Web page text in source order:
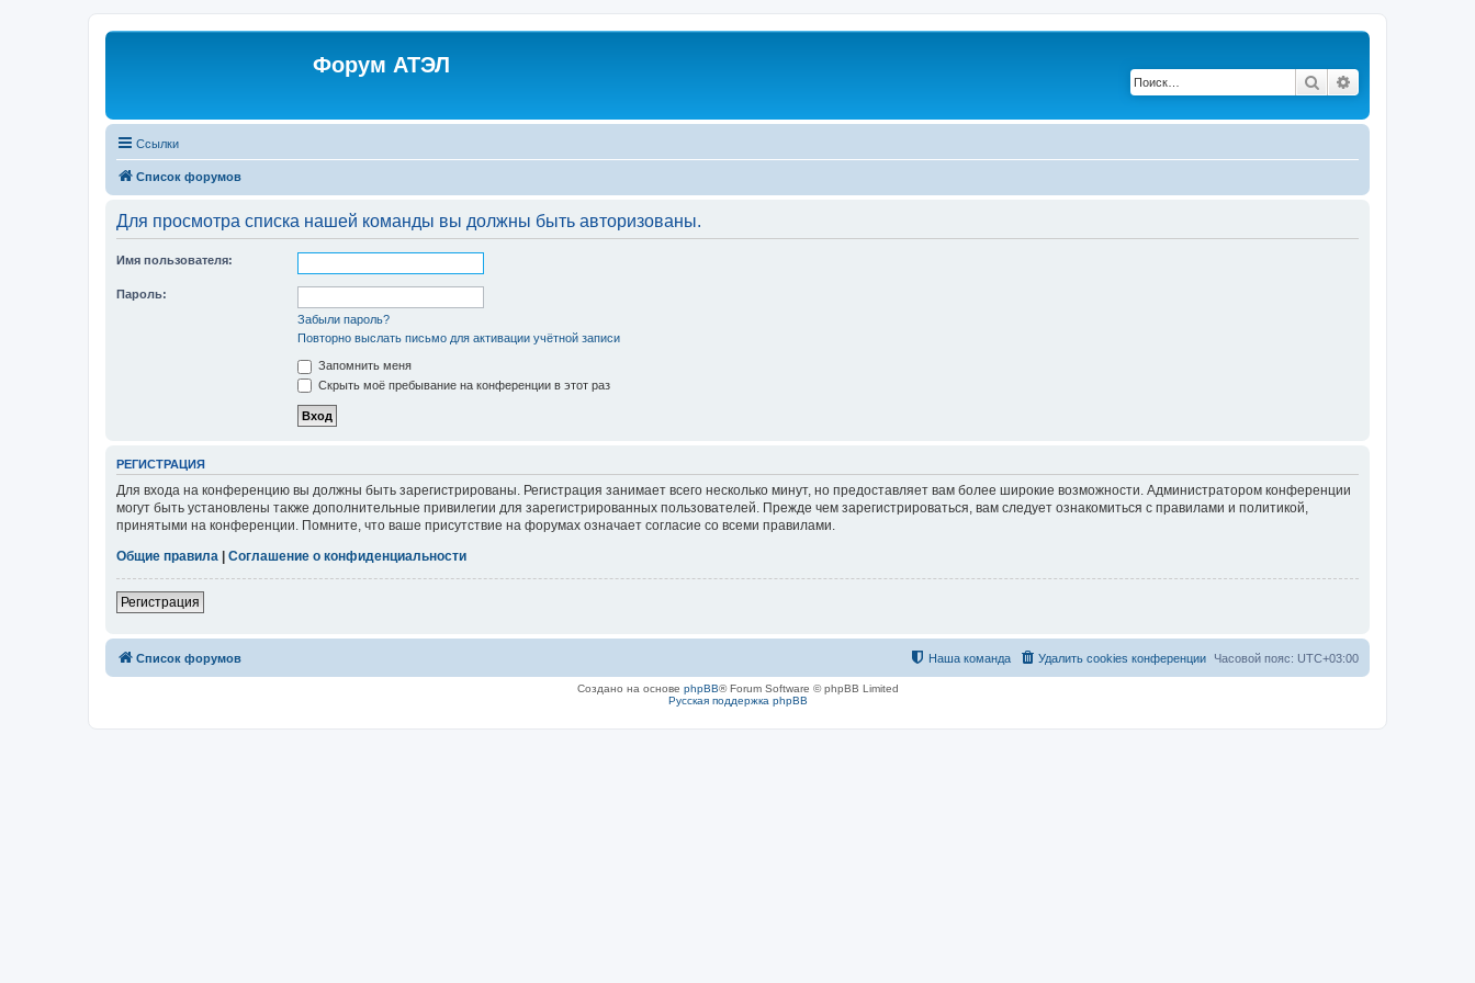
Форум АТЭЛ
Поиск
Ссылки
Список форумов
Для просмотра списка нашей команды вы должны быть авторизованы.
Имя пользователя:
Пароль:
Забыли пароль?
Повторно выслать письмо для активации учётной записи
Запомнить меня
Скрыть моё пребывание на конференции в этот раз
РЕГИСТРАЦИЯ
Для входа на конференцию вы должны быть зарегистрированы. Регистрация занимает всего несколько минут, но предоставляет вам более широкие возможности. Администратором конференции
могут быть установлены также дополнительные привилегии для зарегистрированных пользователей. Прежде чем зарегистрироваться, вам следует ознакомиться с правилами и политикой,
принятыми на конференции. Помните, что ваше присутствие на форумах означает согласие со всеми правилами.
Общие правила | Соглашение о конфиденциальности
Регистрация
Список форумов Часовой пояс: UTC+03:00
Удалить cookies конференции
Наша команда
Создано на основе phpBB® Forum Software © phpBB Limited
Русская поддержка phpBB